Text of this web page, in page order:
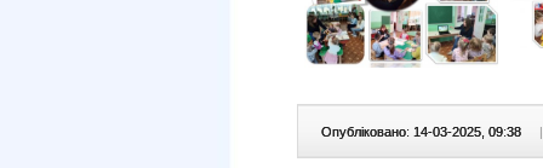
Опубліковано: 14-03-2025, 09:38 |